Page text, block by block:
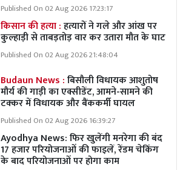
Published On 02 Aug 2026 17:23:17
किसान की हत्या :हत्यारों ने गले और आंख पर
कुल्हाड़ी से ताबड़तोड़ वार कर उतारा मौत के घाट
Published On 02 Aug 2026 21:48:04
Budaun News :बिसौली विधायक आशुतोष
मौर्य की गाड़ी का एक्सीडेंट, आमने-सामने की
टक्कर में विधायक और बैंककर्मी घायल
Published On 02 Aug 2026 16:39:27
Ayodhya News: फिर खुलेंगी मनरेगा की बंद
17 हजार परियोजनाओं की फाइलें, रेंडम चेकिंग
के बाद परियोजनाओं पर होगा काम